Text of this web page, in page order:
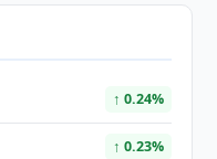
↑ 0.24%
↑ 0.23%